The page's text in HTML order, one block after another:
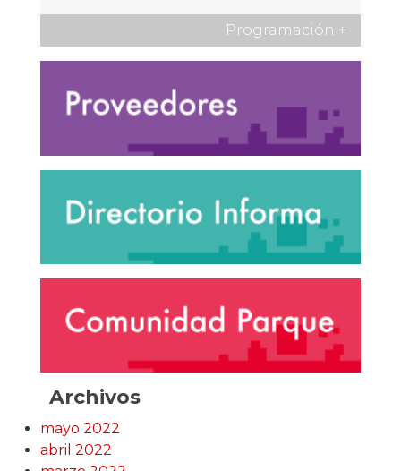
Programación +
Archivos
mayo 2022
abril 2022